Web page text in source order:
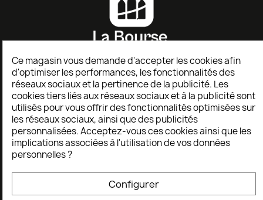
AIDE
Service client
Formulaire de retour
Ce magasin vous demande d'accepter les cookies afin
d'optimiser les performances, les fonctionnalités des
réseaux sociaux et la pertinence de la publicité. Les
cookies tiers liés aux réseaux sociaux et à la publicité sont
utilisés pour vous offrir des fonctionnalités optimisées sur
les réseaux sociaux, ainsi que des publicités
personnalisées. Acceptez-vous ces cookies ainsi que les
implications associées à l'utilisation de vos données
personnelles ?
Configurer